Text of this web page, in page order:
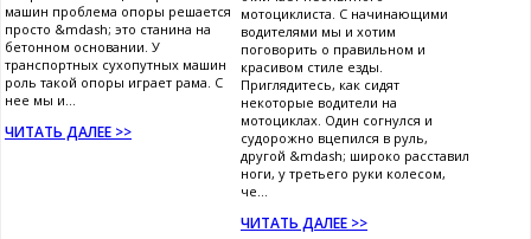
машин проблема опоры решается
просто &mdash; это станина на
бетонном основании. У
транспортных сухопутных машин
роль такой опоры играет рама. С
нее мы и...
ЧИТАТЬ ДАЛЕЕ >>
мотоциклиста. С начинающими
водителями мы и хотим
поговорить о правильном и
красивом стиле езды.
Приглядитесь, как сидят
некоторые водители на
мотоциклах. Один согнулся и
судорожно вцепился в руль,
другой &mdash; широко расставил
ноги, у третьего руки колесом,
че...
ЧИТАТЬ ДАЛЕЕ >>